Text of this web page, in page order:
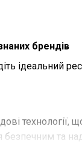
брендів
ідеальний
технології,
безпечним та